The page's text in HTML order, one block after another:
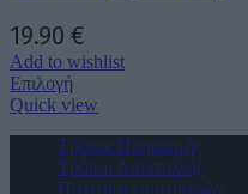
μπορούν
να
επιλεγούν
στη
σελίδα
του
προϊόντος
19.90 €
Add to wishlist
Επιλογή
το
έχει
πολλαπλές
παραλλαγές.
Quick view
Τρόποι Πληρωμής
Τρόποι Αποστολής
Πολιτική επιστροφών